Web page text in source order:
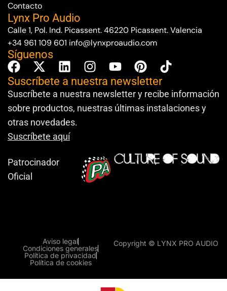
Contacto
Lynx Pro Audio
Calle 1, Pol. Ind. Picassent. 46220 Picassent. Valencia
+34 961 109 601 info@lynxproaudio.com
Síguenos
Suscríbete a nuestra newsletter
Suscríbete a nuestra newsletter y recibe información
sobre productos, nuestras últimas instalaciones y
otras novedades.
Suscríbete aquí
Patrocinador
Oficial
Copyright © LYNX PRO AUDIO
Aviso legal
Condiciones generales
Política de privacidad
Política de cookies